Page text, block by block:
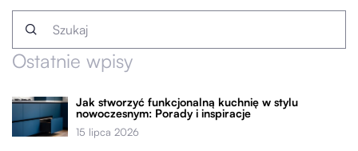
Ostatnie wpisy
Jak stworzyć funkcjonalną kuchnię w stylu
nowoczesnym: Porady i inspiracje
15 lipca 2026